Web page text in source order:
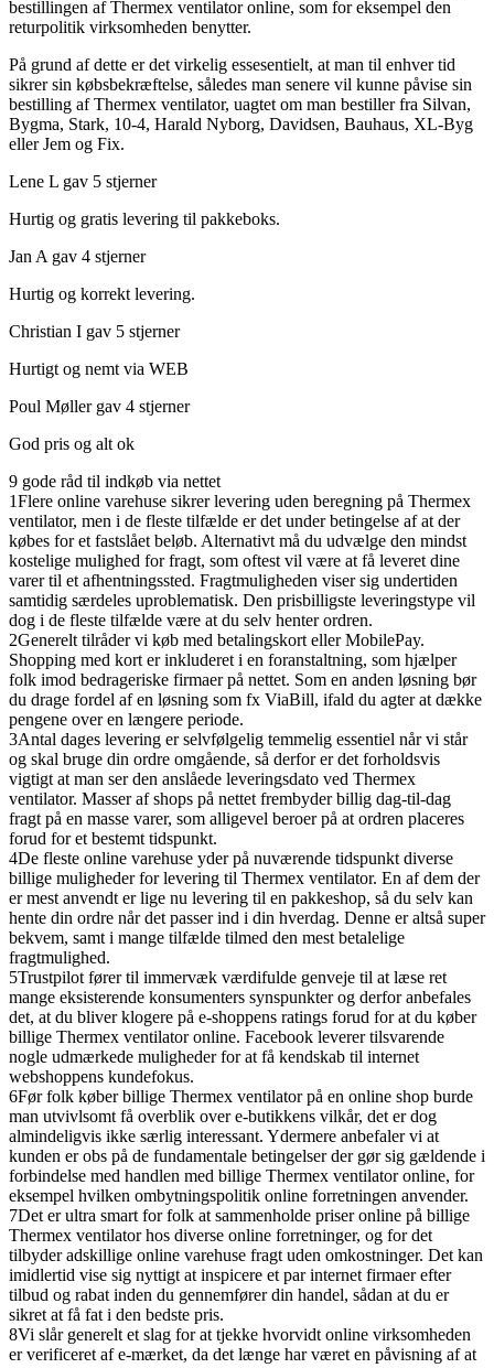
bestillingen af Thermex ventilator online, som for eksempel den
returpolitik virksomheden benytter.
På grund af dette er det virkelig essesentielt, at man til enhver tid
sikrer sin købsbekræftelse, således man senere vil kunne påvise sin
bestilling af Thermex ventilator, uagtet om man bestiller fra Silvan,
Bygma, Stark, 10-4, Harald Nyborg, Davidsen, Bauhaus, XL-Byg
eller Jem og Fix.
Lene L gav 5 stjerner
Hurtig og gratis levering til pakkeboks.
Jan A gav 4 stjerner
Hurtig og korrekt levering.
Christian I gav 5 stjerner
Hurtigt og nemt via WEB
Poul Møller gav 4 stjerner
God pris og alt ok
9 gode råd til indkøb via nettet
1Flere online varehuse sikrer levering uden beregning på Thermex
ventilator, men i de fleste tilfælde er det under betingelse af at der
købes for et fastslået beløb. Alternativt må du udvælge den mindst
kostelige mulighed for fragt, som oftest vil være at få leveret dine
varer til et afhentningssted. Fragtmuligheden viser sig undertiden
samtidig særdeles uproblematisk. Den prisbilligste leveringstype vil
dog i de fleste tilfælde være at du selv henter ordren.
2Generelt tilråder vi køb med betalingskort eller MobilePay.
Shopping med kort er inkluderet i en foranstaltning, som hjælper
folk imod bedrageriske firmaer på nettet. Som en anden løsning bør
du drage fordel af en løsning som fx ViaBill, ifald du agter at dække
pengene over en længere periode.
3Antal dages levering er selvfølgelig temmelig essentiel når vi står
og skal bruge din ordre omgående, så derfor er det forholdsvis
vigtigt at man ser den anslåede leveringsdato ved Thermex
ventilator. Masser af shops på nettet frembyder billig dag-til-dag
fragt på en masse varer, som alligevel beroer på at ordren placeres
forud for et bestemt tidspunkt.
4De fleste online varehuse yder på nuværende tidspunkt diverse
billige muligheder for levering til Thermex ventilator. En af dem der
er mest anvendt er lige nu levering til en pakkeshop, så du selv kan
hente din ordre når det passer ind i din hverdag. Denne er altså super
bekvem, samt i mange tilfælde tilmed den mest betalelige
fragtmulighed.
5Trustpilot fører til immervæk værdifulde genveje til at læse ret
mange eksisterende konsumenters synspunkter og derfor anbefales
det, at du bliver klogere på e-shoppens ratings forud for at du køber
billige Thermex ventilator online. Facebook leverer tilsvarende
nogle udmærkede muligheder for at få kendskab til internet
webshoppens kundefokus.
6Før folk køber billige Thermex ventilator på en online shop burde
man utvivlsomt få overblik over e-butikkens vilkår, det er dog
almindeligvis ikke særlig interessant. Ydermere anbefaler vi at
kunden er obs på de fundamentale betingelser der gør sig gældende i
forbindelse med handlen med billige Thermex ventilator online, for
eksempel hvilken ombytningspolitik online forretningen anvender.
7Det er ultra smart for folk at sammenholde priser online på billige
Thermex ventilator hos diverse online forretninger, og for det
tilbyder adskillige online varehuse fragt uden omkostninger. Det kan
imidlertid vise sig nyttigt at inspicere et par internet firmaer efter
tilbud og rabat inden du gennemfører din handel, sådan at du er
sikret at få fat i den bedste pris.
8Vi slår generelt et slag for at tjekke hvorvidt online virksomheden
er verificeret af e-mærket, da det længe har været en påvisning af at